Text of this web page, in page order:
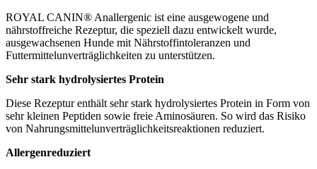
ROYAL CANIN® Anallergenic ist eine ausgewogene und
nährstoffreiche Rezeptur, die speziell dazu entwickelt wurde,
ausgewachsenen Hunde mit Nährstoffintoleranzen und
Futtermittelunverträglichkeiten zu unterstützen.
Sehr stark hydrolysiertes Protein
Diese Rezeptur enthält sehr stark hydrolysiertes Protein in Form von
sehr kleinen Peptiden sowie freie Aminosäuren. So wird das Risiko
von Nahrungsmittelunverträglichkeitsreaktionen reduziert.
Allergenreduziert